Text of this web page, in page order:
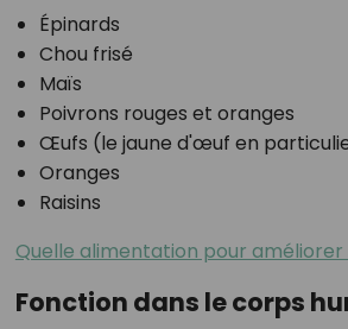
Épinards
Chou frisé
Maïs
Poivrons rouges et oranges
Œufs (le jaune d'œuf en
Oranges
Raisins
Quelle alimentation pour améliorer
Fonction dans le corps